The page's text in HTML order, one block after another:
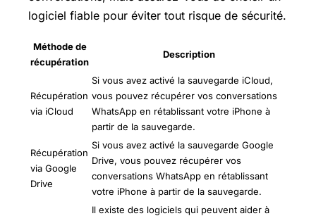
logiciel fiable pour éviter tout risque de sécurité.
Méthode de
récupération
Description
Récupération
via iCloud
Si vous avez activé la sauvegarde iCloud,
vous pouvez récupérer vos conversations
WhatsApp en rétablissant votre iPhone à
partir de la sauvegarde.
Récupération
via Google
Drive
Si vous avez activé la sauvegarde Google
Drive, vous pouvez récupérer vos
conversations WhatsApp en rétablissant
votre iPhone à partir de la sauvegarde.
Il existe des logiciels qui peuvent aider à